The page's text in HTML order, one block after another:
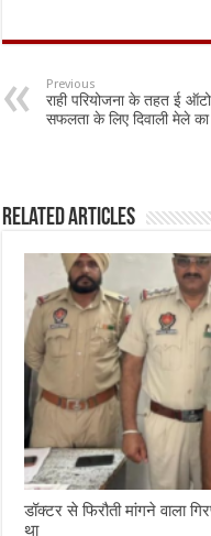
e
b
o
at
sA
p
l
Previous
राही परियोजना के तहत ई
सफलता के लिए दिवाली मेले
Related Articles
डॉक्टर से फिरौती मांगने वाला
था